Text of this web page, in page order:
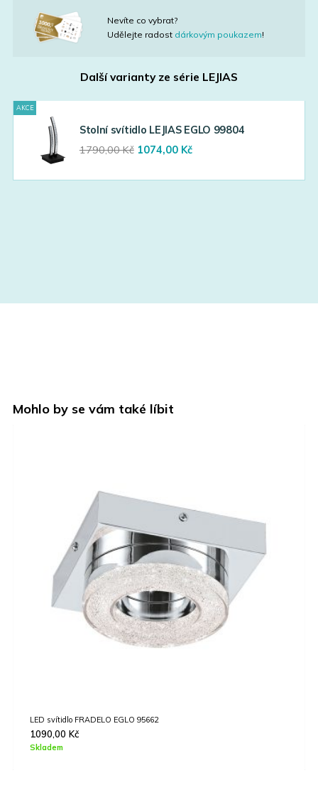
Nevíte co vybrat?
Udělejte radost dárkovým poukazem!
Další varianty ze série LEJIAS
AKCE
Stolní svítidlo LEJIAS EGLO 99804
1790,00Kč Original
was:
1074,00 KčCurrent
is:
Mohlo by se vám také líbit
LED svítidlo FRADELO EGLO 95662
1090,00 Kč
Skladem